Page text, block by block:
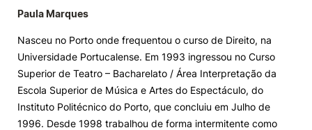
Paula Marques
Nasceu no Porto onde frequentou o curso de Direito, na
Universidade Portucalense. Em 1993 ingressou no Curso
Superior de Teatro – Bacharelato / Área Interpretação da
Escola Superior de Música e Artes do Espectáculo, do
Instituto Politécnico do Porto, que concluiu em Julho de
1996. Desde 1998 trabalhou de forma intermitente como